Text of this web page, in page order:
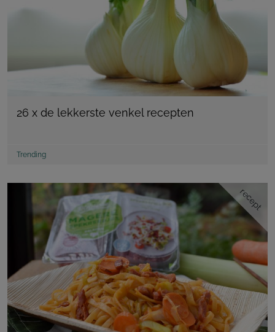
26 x de lekkerste venkel recepten
Trending
recept